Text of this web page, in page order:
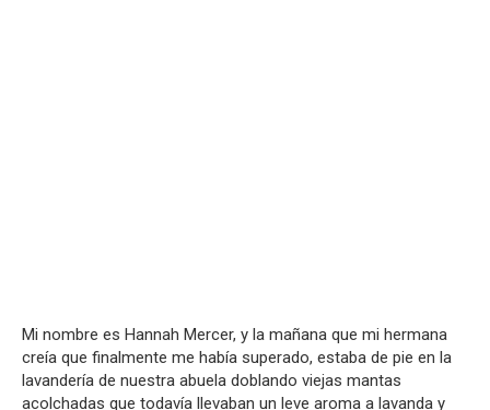
Mi nombre es Hannah Mercer, y la mañana que mi hermana
creía que finalmente me había superado, estaba de pie en la
lavandería de nuestra abuela doblando viejas mantas
acolchadas que todavía llevaban un leve aroma a lavanda y